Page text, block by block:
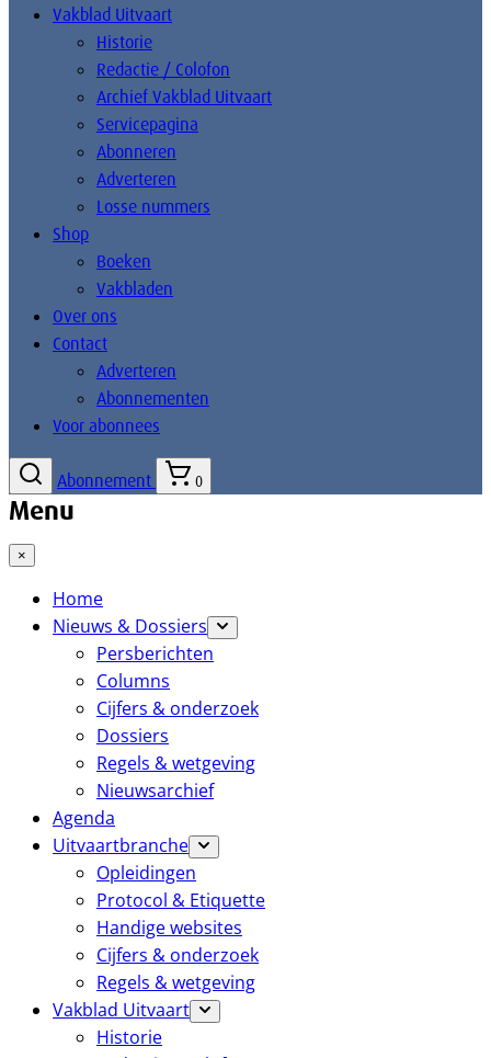
Vakblad Uitvaart
Historie
Redactie / Colofon
Archief Vakblad Uitvaart
Servicepagina
Abonneren
Adverteren
Losse nummers
Shop
Boeken
Vakbladen
Over ons
Contact
Adverteren
Abonnementen
Voor abonnees
Abonnement 0
Menu
×
Home
Nieuws & Dossiers
Persberichten
Columns
Cijfers & onderzoek
Dossiers
Regels & wetgeving
Nieuwsarchief
Agenda
Uitvaartbranche
Opleidingen
Protocol & Etiquette
Handige websites
Cijfers & onderzoek
Regels & wetgeving
Vakblad Uitvaart
Historie